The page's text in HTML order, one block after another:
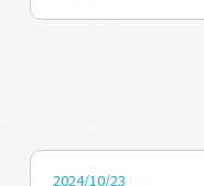
玉蘭長老、龔明珠女
小孩（picil），
看，母芋通常是圓
者熟悉的芋頭種類： dreqe：這種芋頭比
2024/10/23